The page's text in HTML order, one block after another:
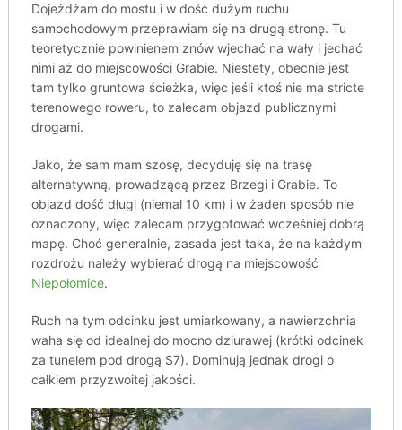
Dojeżdżam do mostu i w dość dużym ruchu
samochodowym przeprawiam się na drugą stronę. Tu
teoretycznie powinienem znów wjechać na wały i jechać
nimi aż do miejscowości Grabie. Niestety, obecnie jest
tam tylko gruntowa ścieżka, więc jeśli ktoś nie ma stricte
terenowego roweru, to zalecam objazd publicznymi
drogami.
Jako, że sam mam szosę, decyduję się na trasę
alternatywną, prowadzącą przez Brzegi i Grabie. To
objazd dość długi (niemal 10 km) i w żaden sposób nie
oznaczony, więc zalecam przygotować wcześniej dobrą
mapę. Choć generalnie, zasada jest taka, że na każdym
rozdrożu należy wybierać drogą na miejscowość
Niepołomice.
Ruch na tym odcinku jest umiarkowany, a nawierzchnia
waha się od idealnej do mocno dziurawej (krótki odcinek
za tunelem pod drogą S7). Dominują jednak drogi o
całkiem przyzwoitej jakości.